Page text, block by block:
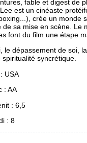
fable et digest de
est un cinéaste
crée un monde
de sa mise en scène. Le
font du film une étape
le dépassement de soi,
spiritualité syncrétique.
USA
: AA
: 6,5
: 8